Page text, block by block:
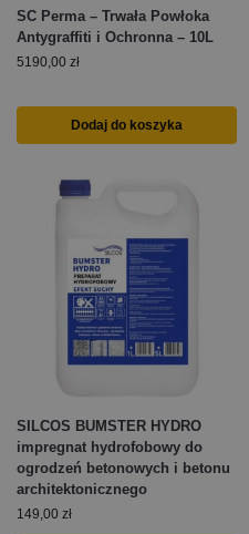
SC Perma – Trwała Powłoka
Antygraffiti i Ochronna – 10L
5190,00 zł
Dodaj do koszyka
SILCOS BUMSTER HYDRO
impregnat hydrofobowy do
ogrodzeń betonowych i betonu
architektonicznego
149,00 zł